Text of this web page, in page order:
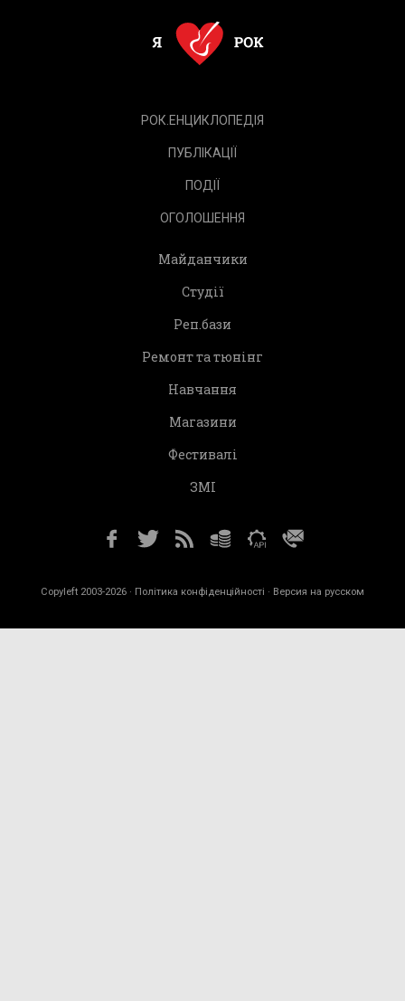
РОК.ЕНЦИКЛОПЕДІЯ
ПУБЛІКАЦІЇ
ПОДІЇ
ОГОЛОШЕННЯ
Майданчики
Студії
Реп.бази
Ремонт та тюнінг
Навчання
Магазини
Фестивалі
ЗМІ
Copyleft 2003-2026 · Політика конфіденційності · Версия на русском